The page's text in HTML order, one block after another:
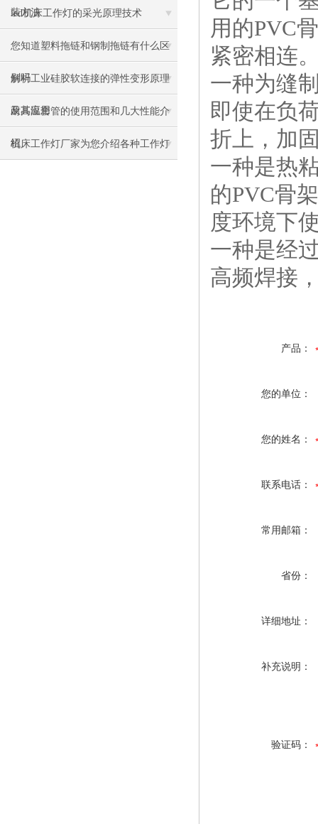
装方法
led机床工作灯的采光原理技术
您知道塑料拖链和钢制拖链有什么区
别吗
解析工业硅胶软连接的弹性变形原理
及其应用
耐高温套管的使用范围和几大性能介
绍
机床工作灯厂家为您介绍各种工作灯
用的PVC
紧密相连
一种为缝
即使在负
折上，加
一种是热
的PVC骨
度环境下
一种是经
高频焊接
产品：
您的单位：
您的姓名：
联系电话：
常用邮箱：
省份：
详细地址：
补充说明：
验证码：